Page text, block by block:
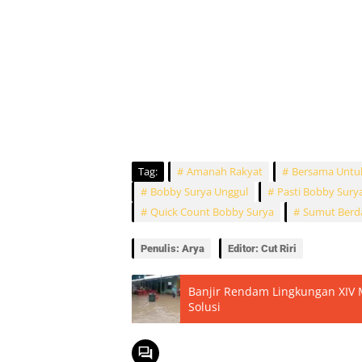
Tag: Amanah Rakyat Bersama
Bobby Surya Unggul
Pasti Bobby
Quick Count Bobby Surya
Sumut
Penulis: Arya Editor: Cut Riri
Banjir Rendam Lingkungan
Solusi